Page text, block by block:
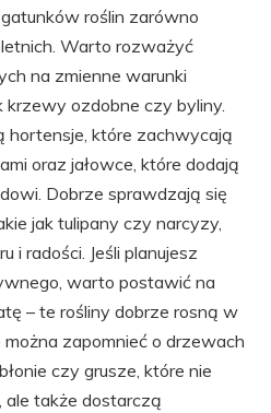
roślin zarówno
Warto rozważyć
na zmienne warunki
ozdobne czy byliny.
hortensje, które zachwycają
oraz jałowce, które dodają
Dobrze sprawdzają się
jak tulipany czy narcyzy,
i radości. Jeśli planujesz
warto postawić na
– te rośliny dobrze rosną w
zapomnieć o drzewach
czy grusze, które nie
także dostarczą